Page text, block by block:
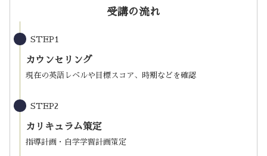
受講の流れ
STEP1
カウンセリング
現在の英語レベルや目標スコア、時期などを確認
STEP2
カリキュラム策定
指導計画・自学学習計画策定